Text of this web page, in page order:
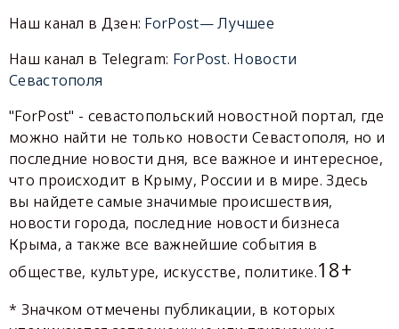
Наш канал в Дзен: ForPost— Лучшее
Наш канал в Telegram: ForPost. Новости
Севастополя
"ForPost" - севастопольский новостной портал, где
можно найти не только новости Севастополя, но и
последние новости дня, все важное и интересное,
что происходит в Крыму, России и в мире. Здесь
вы найдете самые значимые происшествия,
новости города, последние новости бизнеса
Крыма, а также все важнейшие события в
обществе, культуре, искусстве, политике.18+
* Значком отмечены публикации, в которых